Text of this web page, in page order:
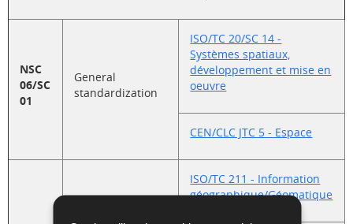
NSC
06/SC
01
General
standardization
ISO/TC 20/SC 14 -
Systèmes spatiaux,
développement et mise en
oeuvre
CEN/CLC JTC 5 - Espace
ISO/TC 211 - Information
géographique/Géomatique